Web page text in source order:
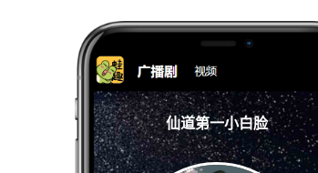
仙道第一小白脸